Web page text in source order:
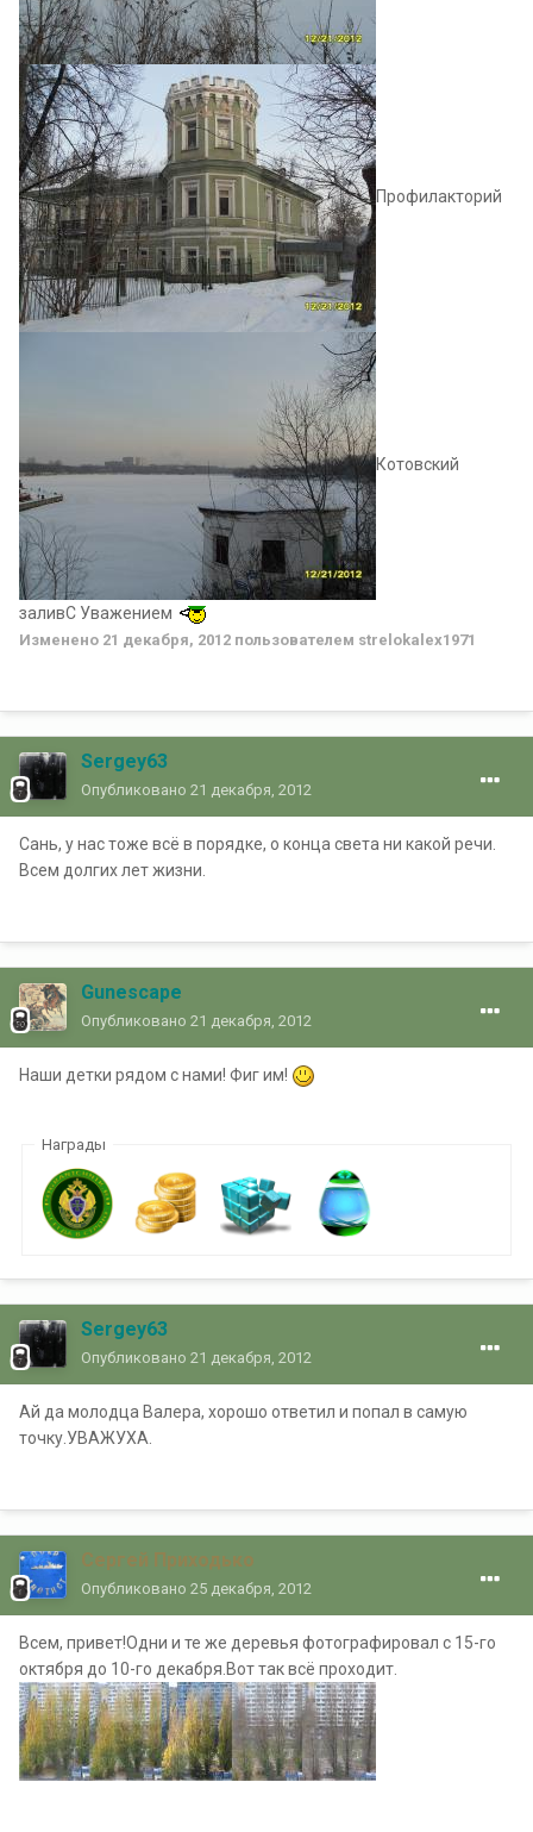
Профилакторий
Котовский
заливС Уважением
Изменено 21 декабря, 2012 пользователем strelokalex1971
Sergey63
Опубликовано 21 декабря, 2012
Сань, у нас тоже всё в порядке, о конца света ни какой речи.
Всем долгих лет жизни.
Gunescape
Опубликовано 21 декабря, 2012
Наши детки рядом с нами! Фиг им!
Награды
Sergey63
Опубликовано 21 декабря, 2012
Ай да молодца Валера, хорошо ответил и попал в самую
точку.УВАЖУХА.
Сергей Приходько
Опубликовано 25 декабря, 2012
Всем, привет!Одни и те же деревья фотографировал с 15-го
октября до 10-го декабря.Вот так всё проходит.